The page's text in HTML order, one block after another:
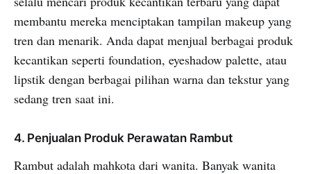
membantu mereka menciptakan tampilan makeup yang
tren dan menarik. Anda dapat menjual berbagai produk
kecantikan seperti foundation, eyeshadow palette, atau
lipstik dengan berbagai pilihan warna dan tekstur yang
sedang tren saat ini.
4. Penjualan Produk Perawatan Rambut
Rambut adalah mahkota dari wanita. Banyak wanita